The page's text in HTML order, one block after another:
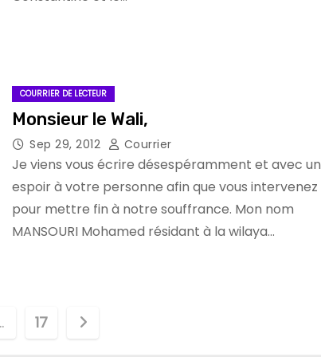
COURRIER DE LECTEUR
Monsieur le Wali,
Sep 29, 2012 Courrier
Je viens vous écrire désespéramment et avec un
espoir à votre personne afin que vous intervenez
pour mettre fin à notre souffrance. Mon nom
MANSOURI Mohamed résidant à la wilaya…
17